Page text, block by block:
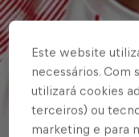
Este website
necessários.
utilizará cookies
terceiros) ou
marketing e para